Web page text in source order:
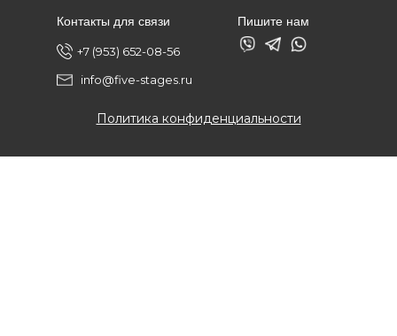
Политика конфиденциальности
Контакты для связи Пишите нам
+7 (953) 652-08-56
info@five-stages.ru